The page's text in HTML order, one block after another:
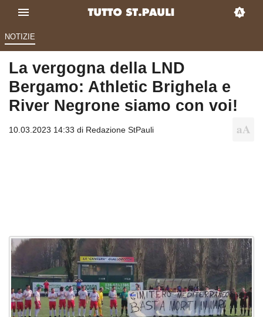
NOTIZIE
La vergogna della LND
Bergamo: Athletic Brighela e
River Negrone siamo con voi!
10.03.2023 14:33 di Redazione StPauli